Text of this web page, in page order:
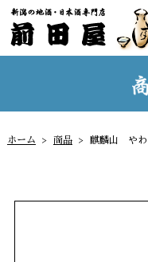
ホーム 商品 麒麟山 やわ